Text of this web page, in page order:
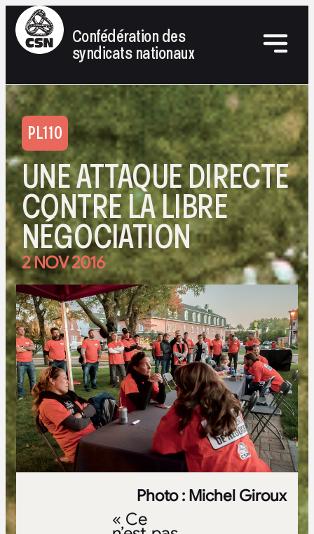
Confédération des
syndicats nationaux
PL110
UNE ATTAQUE DIRECTE
CONTRE LA LIBRE
NÉGOCIATION
2 NOV 2016
Photo : Michel Giroux
« Ce